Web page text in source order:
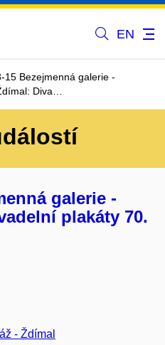
EN
15 Bezejmenná galerie -
Diva…
galerie -
plakáty 70.